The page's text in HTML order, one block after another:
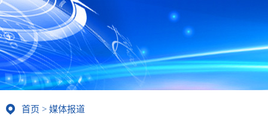
首页 > 媒体报道